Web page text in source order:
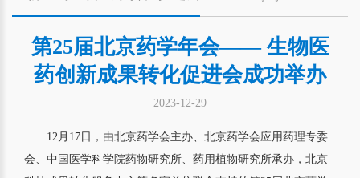
第25届北京药学年会—— 生物医
药创新成果转化促进会成功举办
2023-12-29
12月17日，由北京药学会主办、北京药学会应用药理专委
会、中国医学科学院药物研究所、药用植物研究所承办，北京